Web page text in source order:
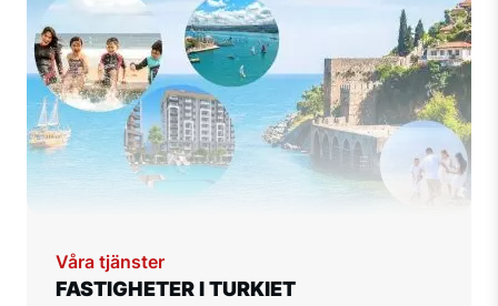
Våra tjänster
FASTIGHETER I TURKIET